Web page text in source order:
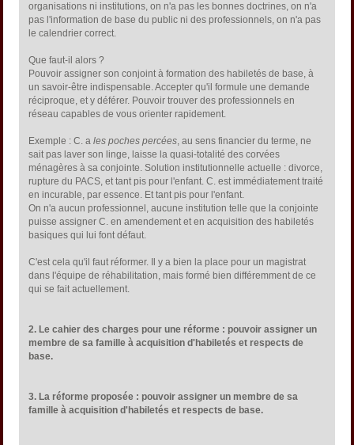
organisations ni institutions, on n'a pas les bonnes doctrines, on n'a
pas l'information de base du public ni des professionnels, on n'a pas
le calendrier correct.
Que faut-il alors ?
Pouvoir assigner son conjoint à formation des habiletés de base, à
un savoir-être indispensable. Accepter qu'il formule une demande
réciproque, et y déférer. Pouvoir trouver des professionnels en
réseau capables de vous orienter rapidement.
Exemple : C. ales poches percées, au sens financier du terme, ne
sait pas laver son linge, laisse la quasi-totalité des corvées
ménagères à sa conjointe. Solution institutionnelle actuelle : divorce,
rupture du PACS, et tant pis pour l'enfant. C. est immédiatement traité
en incurable, par essence. Et tant pis pour l'enfant.
On n'a aucun professionnel, aucune institution telle que la conjointe
puisse assigner C. en amendement et en acquisition des habiletés
basiques qui lui font défaut.
C'est cela qu'il faut réformer. Il y a bien la place pour un magistrat
dans l'équipe de réhabilitation, mais formé bien différemment de ce
qui se fait actuellement.
2. Le cahier des charges pour une réforme : pouvoir assigner un
membre de sa famille à acquisition d'habiletés et respects de
base.
3. La réforme proposée : pouvoir assigner un membre de sa
famille à acquisition d'habiletés et respects de base.